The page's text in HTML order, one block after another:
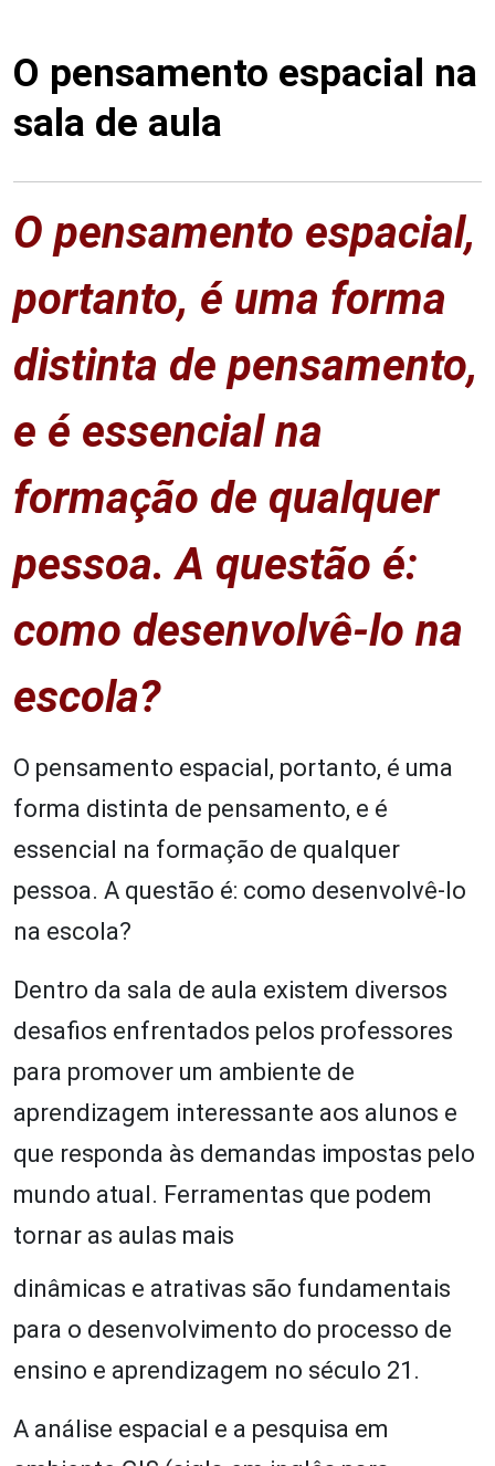
O pensamento espacial na
sala de aula
O pensamento espacial,
portanto, é uma forma
distinta de pensamento,
e é essencial na
formação de qualquer
pessoa. A questão é:
como desenvolvê-lo na
escola?
O pensamento espacial, portanto, é uma
forma distinta de pensamento, e é
essencial na formação de qualquer
pessoa. A questão é: como desenvolvê-lo
na escola?
Dentro da sala de aula existem diversos
desafios enfrentados pelos professores
para promover um ambiente de
aprendizagem interessante aos alunos e
que responda às demandas impostas pelo
mundo atual. Ferramentas que podem
tornar as aulas mais
dinâmicas e atrativas são fundamentais
para o desenvolvimento do processo de
ensino e aprendizagem no século 21.
A análise espacial e a pesquisa em